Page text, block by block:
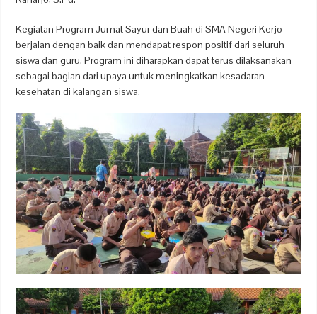
Kegiatan Program Jumat Sayur dan Buah di SMA Negeri Kerjo
berjalan dengan baik dan mendapat respon positif dari seluruh
siswa dan guru. Program ini diharapkan dapat terus dilaksanakan
sebagai bagian dari upaya untuk meningkatkan kesadaran
kesehatan di kalangan siswa.